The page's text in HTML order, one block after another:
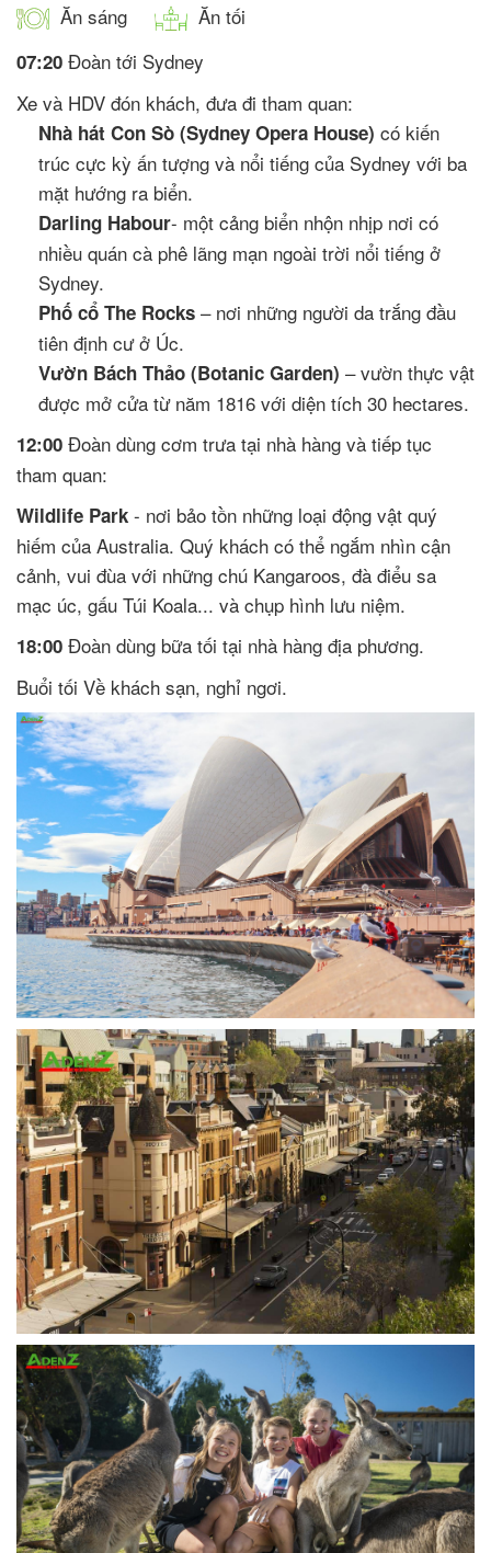
Ăn sáng Ăn tối
07:20 Đoàn tới Sydney
Xe và HDV đón khách, đưa đi tham quan:
Nhà hát Con Sò (Sydney Opera House) có kiến
trúc cực kỳ ấn tượng và nổi tiếng của Sydney với ba
mặt hướng ra biển.
Darling Habour- một cảng biển nhộn nhịp nơi có
nhiều quán cà phê lãng mạn ngoài trời nổi tiếng ở
Sydney.
Phố cổ The Rocks – nơi những người da trắng đầu
tiên định cư ở Úc.
Vườn Bách Thảo (Botanic Garden) – vườn thực vật
được mở cửa từ năm 1816 với diện tích 30 hectares.
12:00 Đoàn dùng cơm trưa tại nhà hàng và tiếp tục
tham quan:
Wildlife Park - nơi bảo tồn những loại động vật quý
hiếm của Australia. Quý khách có thể ngắm nhìn cận
cảnh, vui đùa với những chú Kangaroos, đà điểu sa
mạc úc, gấu Túi Koala... và chụp hình lưu niệm.
18:00 Đoàn dùng bữa tối tại nhà hàng địa phương.
Buổi tối Về khách sạn, nghỉ ngơi.